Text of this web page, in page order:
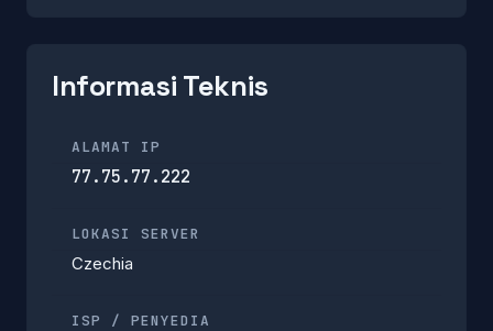
Informasi Teknis
ALAMAT IP
77.75.77.222
LOKASI SERVER
Czechia
ISP / PENYEDIA